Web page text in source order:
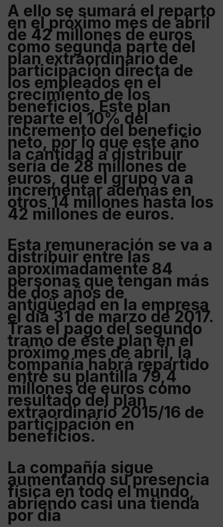
A ello se sumará el reparto
en el próximo mes de abril
de 42 millones de euros
como segunda parte del
plan extraordinario de
participación directa de
los empleados en el
crecimiento de los
beneficios.Este plan
reparte el 10% del
incremento del beneficio
neto, por lo que este año
la cantidad a distribuir
sería de 28 millones de
euros, que el grupo va a
incrementar además en
otros 14 millones hasta los
42 millones de euros.
Esta remuneración se va a
distribuir entre las
aproximadamente 84
personas que tengan más
de dos años de
antigüedad en la empresa
el día 31 de marzo de 2017.
Tras el pago del segundo
tramo de este plan en el
próximo mes de abril, la
compañía habrá repartido
entre su plantilla 79,4
millones de euros como
resultado del plan
extraordinario 2015/16 de
participación en
beneficios.
La compañía sigue
aumentando su presencia
física en todo el mundo,
abriendo casi una tienda
por día